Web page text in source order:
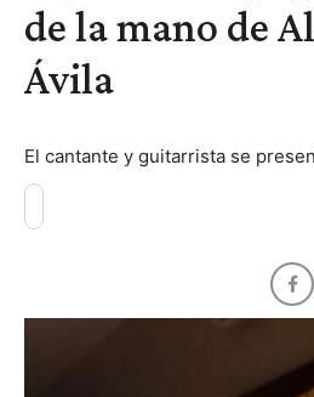
de la mano de
Ávila
El cantante y guitarrista se